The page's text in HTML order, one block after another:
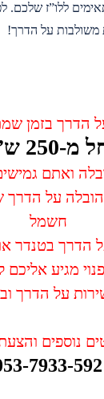
ללו”ז
משולבות על הדרך!
הדרך בזמן
250 ש”ח
ואתם
הובלה על הדרך
חשמל
הדרך בטנדר
מגיע
על הדרך
נוספים
7933-592